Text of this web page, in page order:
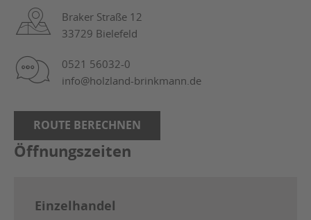
Braker Straße 12
33729 Bielefeld
0521 56032-0
info@holzland-brinkmann.de
ROUTE BERECHNEN
Öffnungszeiten
Einzelhandel